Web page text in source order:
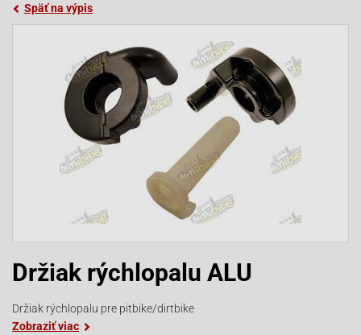
Späť na výpis
Držiak rýchlopalu ALU
Držiak rýchlopalu pre pitbike/dirtbike
Zobraziť viac